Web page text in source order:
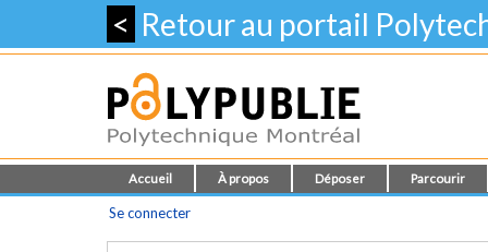
< Retour au portail
Accueil À propos Déposer Parcourir
Se connecter